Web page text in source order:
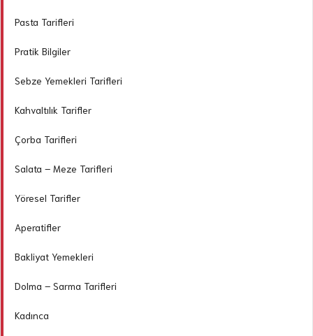
Pasta Tarifleri
Pratik Bilgiler
Sebze Yemekleri Tarifleri
Kahvaltılık Tarifler
Çorba Tarifleri
Salata – Meze Tarifleri
Yöresel Tarifler
Aperatifler
Bakliyat Yemekleri
Dolma – Sarma Tarifleri
Kadınca